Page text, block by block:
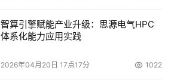
智算引擎赋能产业升级：思源电气HPC
体系化能力应用实践
2026年04月20日 17点17分 1022